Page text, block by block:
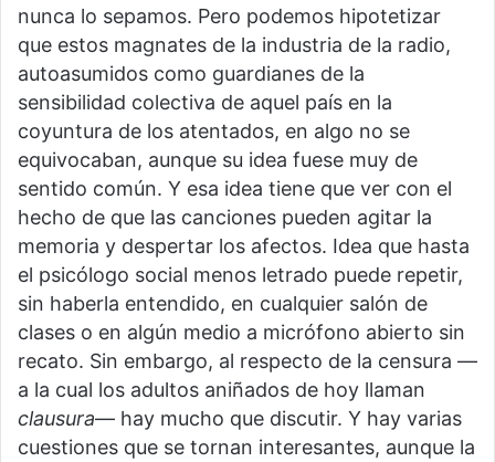
nunca lo sepamos. Pero podemos hipotetizar
que estos magnates de la industria de la radio,
autoasumidos como guardianes de la
sensibilidad colectiva de aquel país en la
coyuntura de los atentados, en algo no se
equivocaban, aunque su idea fuese muy de
sentido común. Y esa idea tiene que ver con el
hecho de que las canciones pueden agitar la
memoria y despertar los afectos. Idea que hasta
el psicólogo social menos letrado puede repetir,
sin haberla entendido, en cualquier salón de
clases o en algún medio a micrófono abierto sin
recato. Sin embargo, al respecto de la censura —
a la cual los adultos aniñados de hoy llaman
clausura— hay mucho que discutir. Y hay varias
cuestiones que se tornan interesantes, aunque la